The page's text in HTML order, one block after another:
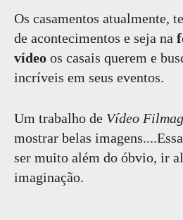
Os casamentos atualmente,
de acontecimentos e seja na
vídeo os casais querem e
incríveis em seus eventos.
Um trabalho de Vídeo
mostrar belas
ser muito além do óbvio, ir
imaginação.